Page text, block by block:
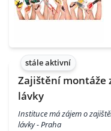
stále aktivní
Zajištění montáže
lávky
Instituce má zájem o
lávky - Praha